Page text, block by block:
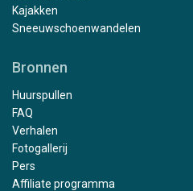
Kajakken
Sneeuwschoenwandelen
Bronnen
Huurspullen
FAQ
Verhalen
Fotogallerij
Pers
Affiliate programma